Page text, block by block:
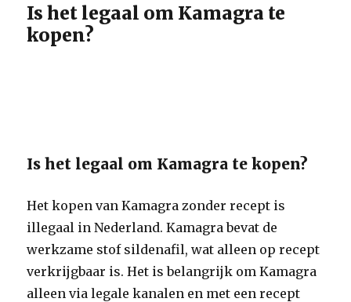
Is het legaal om Kamagra te
kopen?
Is het legaal om Kamagra te kopen?
Het kopen van Kamagra zonder recept is
illegaal in Nederland. Kamagra bevat de
werkzame stof sildenafil, wat alleen op recept
verkrijgbaar is. Het is belangrijk om Kamagra
alleen via legale kanalen en met een recept